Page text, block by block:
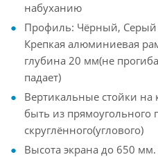
набуханию
Профиль: Чёрный,
Крепкая алюминиевая
глубина 20 мм(не
падает)
Вертикальные стойки на
быть из прямоугольного
скруглённого(углового)
Высота экрана до 650